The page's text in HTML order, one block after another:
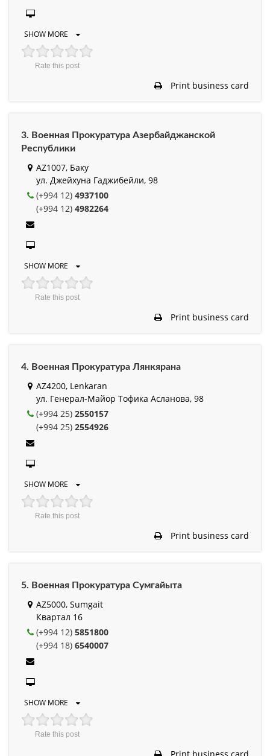
SHOW MORE
Rate this post
Print business card
3. Военная Прокуратура Азербайджанской
Республики
AZ1007, Баку
ул. Джейхуна Гаджибейли, 98
(+994 12) 4937100
(+994 12) 4982264
SHOW MORE
Rate this post
Print business card
4. Военная Прокуратура Лянкярана
AZ4200, Lenkaran
ул. Генерал-Майор Тофика Асланова, 98
(+994 25) 2550157
(+994 25) 2554926
SHOW MORE
Rate this post
Print business card
5. Военная Прокуратура Сумгайыта
AZ5000, Sumgait
Квартал 16
(+994 12) 5851800
(+994 18) 6540007
SHOW MORE
Rate this post